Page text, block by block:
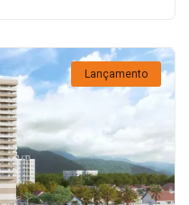
Lançamento